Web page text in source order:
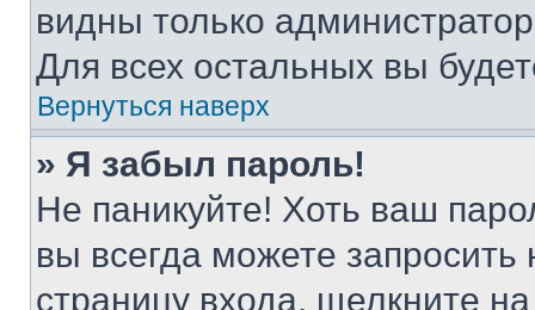
видны только
Для всех остальных вы
Вернуться наверх
» Я забыл пароль!
Не паникуйте! Хоть ваш
вы всегда можете
страницу входа, щелкните